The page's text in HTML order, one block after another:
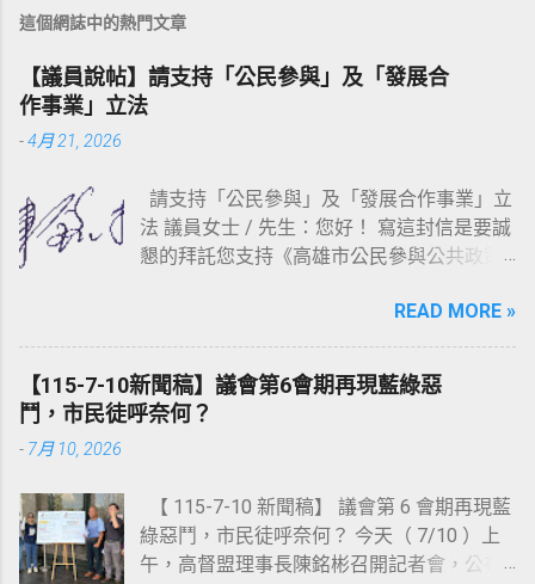
這個網誌中的熱門文章
【議員說帖】請支持「公民參與」及「發展合
作事業」立法
-4月 21, 2026
請支持「公民參與」及「發展合作事業」立
法 議員女士 / 先生：您好！ 寫這封信是要誠
懇的拜託您支持《高雄市公民參與公共政策
https://reurl.cc/WbAmpD ）以及《高雄市發
展合作事業自治條例草案》（連結：
https://reurl.cc/r03Olr ）這二部草案的立
法。 《高雄市公民參與公共政策自治條例草
案》已於去（ 114 ）年 10 月 29 日，由湯詠
6 會期）由湯議員完成提案；《高雄市發展
合作事業自治條例草案》則於 113 年 10 月
22 日，由黃柏霖議員召開第一次公聽會（會
READ MORE »
【115-7-10新聞稿】議會第6會期再現藍綠惡
鬥，市民徒呼奈何？
- 7月 10, 2026
【 115-7-10 新聞稿】 議會第 6 會期再現藍
綠惡鬥，市民徒呼奈何？ 今天（ 7/10 ）上
午，高督盟理事長陳銘彬召開記者會，公布